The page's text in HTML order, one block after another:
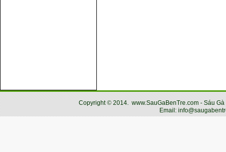
Copyright© 2014. www.SauGaBenTre.com - Sáu
Email: